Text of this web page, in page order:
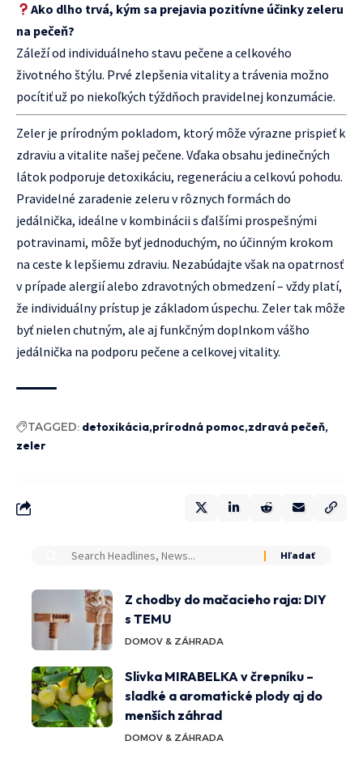
Ako dlho trvá, kým sa prejavia pozitívne účinky zeleru
na pečeň?
Záleží od individuálneho stavu pečene a celkového
životného štýlu. Prvé zlepšenia vitality a trávenia možno
pocítiť už po niekoľkých týždňoch pravidelnej konzumácie.
Zeler je prírodným pokladom, ktorý môže výrazne prispieť k
zdraviu a vitalite našej pečene. Vďaka obsahu jedinečných
látok podporuje detoxikáciu, regeneráciu a celkovú pohodu.
Pravidelné zaradenie zeleru v rôznych formách do
jedálnička, ideálne v kombinácii s ďalšími prospešnými
potravinami, môže byť jednoduchým, no účinným krokom
na ceste k lepšiemu zdraviu. Nezabúdajte však na opatrnosť
v prípade alergií alebo zdravotných obmedzení – vždy platí,
že individuálny prístup je základom úspechu. Zeler tak môže
byť nielen chutným, ale aj funkčným doplnkom vášho
jedálnička na podporu pečene a celkovej vitality.
TAGGED: detoxikácia prírodná pomoc zdravá pečeň
zeler
Z chodby do mačacieho raja: DIY
s TEMU
DOMOV & ZÁHRADA
Slivka MIRABELKA v črepníku –
sladké a aromatické plody aj do
menších záhrad
DOMOV & ZÁHRADA